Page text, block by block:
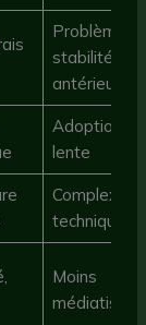
Problèmes
stabilité
antérieurs
Adoption
lente
Complexité
technique
Moins
médiatisé